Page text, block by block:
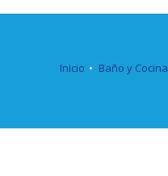
Inicio Baño y Cocina